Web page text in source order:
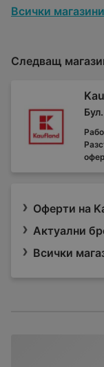
Всички
Следващ
Оферти на
Актуални
Всички